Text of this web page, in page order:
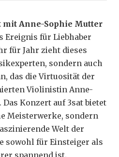
mit Anne-Sophie Mutter
Ereignis für Liebhaber
für Jahr zieht dieses
sondern auch
das die Virtuosität der
Violinistin Anne-
Konzert auf 3sat bietet
Meisterwerke, sondern
Welt der
sowohl für Einsteiger als
spannend ist.